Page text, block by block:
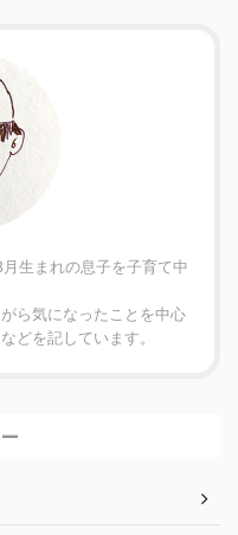
生まれの息子を子育て中
ら気になったことを中心
どを記しています。